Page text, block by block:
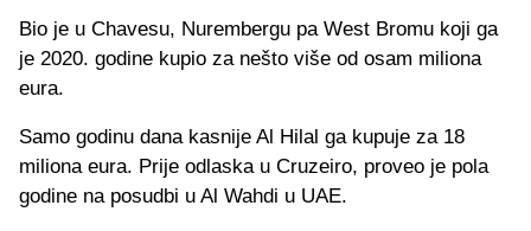
Bio je u Chavesu, Nurembergu pa West Bromu koji ga
je 2020. godine kupio za nešto više od osam miliona
eura.
Samo godinu dana kasnije Al Hilal ga kupuje za 18
miliona eura. Prije odlaska u Cruzeiro, proveo je pola
godine na posudbi u Al Wahdi u UAE.